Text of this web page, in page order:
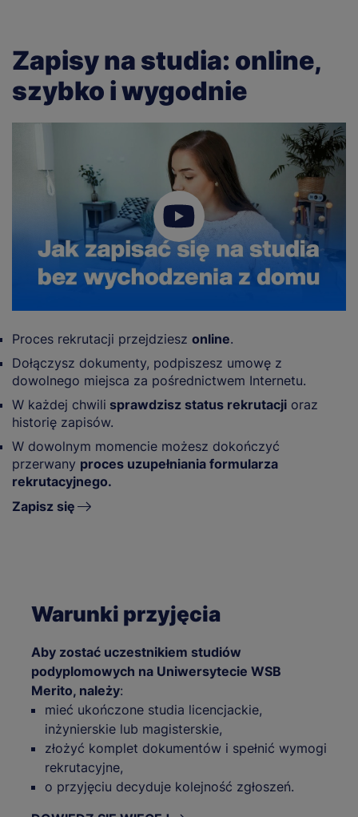
Zapisy na studia: online,
szybko i wygodnie
Proces rekrutacji przejdziesz online.
Dołączysz dokumenty, podpiszesz umowę z
dowolnego miejsca za pośrednictwem Internetu.
W każdej chwili sprawdzisz status rekrutacji oraz
historię zapisów.
W dowolnym momencie możesz dokończyć
przerwany proces uzupełniania formularza
rekrutacyjnego.
Zapisz się
Warunki przyjęcia
Aby zostać uczestnikiem studiów
podyplomowych na Uniwersytecie WSB
Merito, należy:
mieć ukończone studia licencjackie,
inżynierskie lub magisterskie,
złożyć komplet dokumentów i spełnić wymogi
rekrutacyjne,
o przyjęciu decyduje kolejność zgłoszeń.